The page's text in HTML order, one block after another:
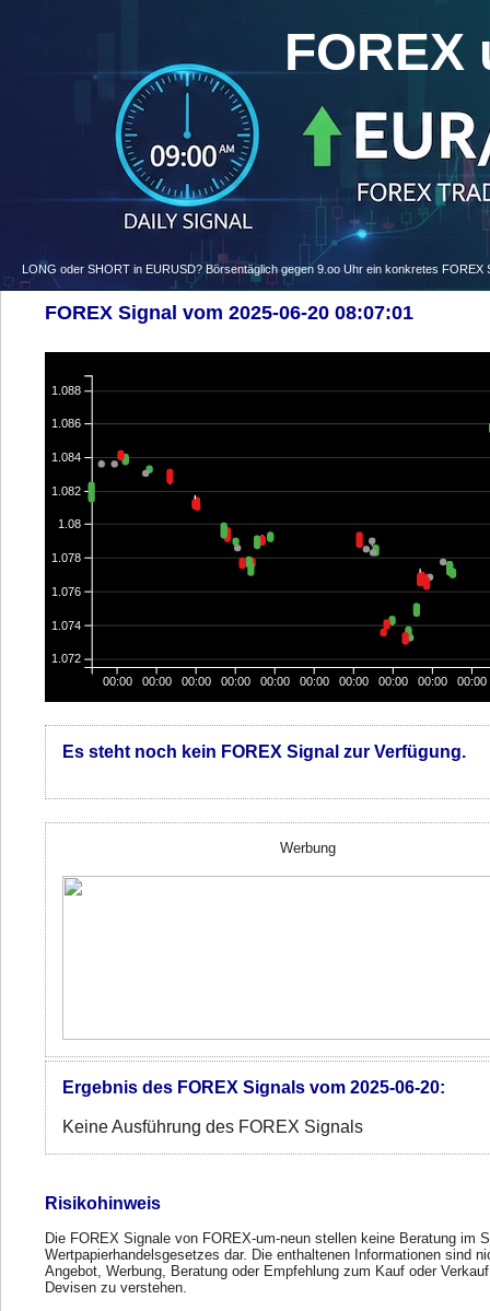
FOREX
LONG oder SHORT in EURUSD? Börsentäglich gegen 9.oo Uhr ein konkretes
FOREX Signal vom 2025-06-20 08:07:01
00:00 00:00 00:00 00:00 00:00 00:00 00:00 00:00 00:00 00:00
1.072
1.074
1.076
1.078
1.08
1.082
1.084
1.086
1.088
Es steht noch kein FOREX Signal zur Verfügung.
Werbung
Ergebnis des FOREX Signals vom 2025-06-20:
Keine Ausführung des FOREX Signals
Risikohinweis
Die FOREX Signale von FOREX-um-neun stellen keine Beratung im
Wertpapierhandelsgesetzes dar. Die enthaltenen Informationen sind
Angebot, Werbung, Beratung oder Empfehlung zum Kauf oder
Devisen zu verstehen.